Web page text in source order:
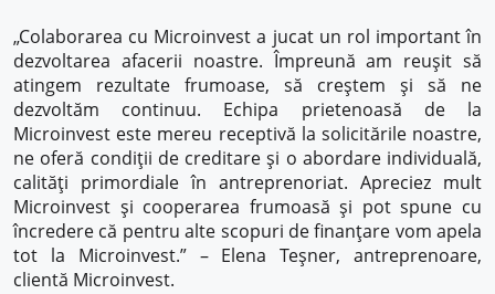
„Colaborarea cu Microinvest a jucat un rol important în
dezvoltarea afacerii noastre. Împreună am reușit să
atingem rezultate frumoase, să creștem și să ne
dezvoltăm continuu. Echipa prietenoasă de la
Microinvest este mereu receptivă la solicitările noastre,
ne oferă condiții de creditare și o abordare individuală,
calități primordiale în antreprenoriat. Apreciez mult
Microinvest și cooperarea frumoasă și pot spune cu
încredere că pentru alte scopuri de finanțare vom apela
tot la Microinvest.” – Elena Teșner, antreprenoare,
clientă Microinvest.